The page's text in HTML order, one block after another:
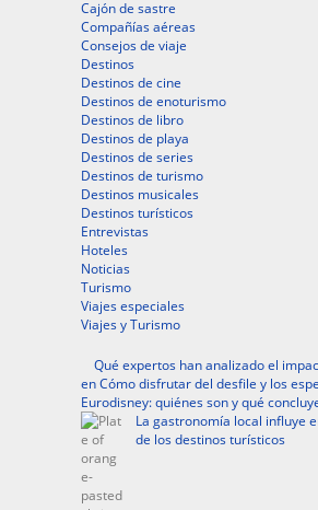
Cajón de sastre
Compañías aéreas
Consejos de viaje
Destinos
Destinos de cine
Destinos de enoturismo
Destinos de libro
Destinos de playa
Destinos de series
Destinos de turismo
Destinos musicales
Destinos turísticos
Entrevistas
Hoteles
Noticias
Turismo
Viajes especiales
Viajes y Turismo
Qué expertos han analizado el
en Cómo disfrutar del desfile y los
Eurodisney: quiénes son y qué
La gastronomía local influye
de los destinos turísticos